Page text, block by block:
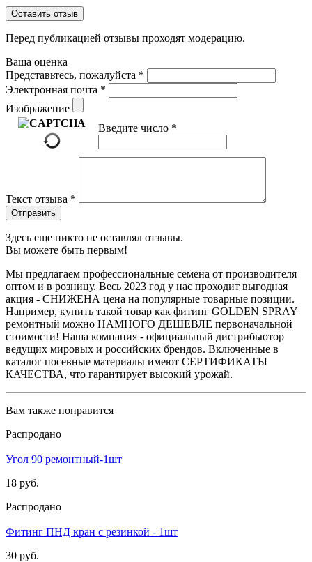
Оставить отзыв
Перед публикацией отзывы проходят модерацию.
Ваша оценка
Представьтесь, пожалуйста *
Электронная почта *
Изображение
Введите число *
Текст отзыва *
Отправить
Здесь еще никто не оставлял отзывы.
Вы можете быть первым!
Мы предлагаем профессиональные семена от производителя
оптом и в розницу. Весь 2023 год у нас проходит выгодная
акция - СНИЖЕНА цена на популярные товарные позиции.
Например, купить такой товар как фитинг GOLDEN SPRAY
ремонтный можно НАМНОГО ДЕШЕВЛЕ первоначальной
стоимости! Наша компания - официальный дистрибьютор
ведущих мировых и российских брендов. Включенные в
каталог посевные материалы имеют СЕРТИФИКАТЫ
КАЧЕСТВА, что гарантирует высокий урожай.
Вам также понравится
Распродано
Угол 90 ремонтный-1шт
18 руб.
Распродано
Фитинг ПНД кран с резинкой - 1шт
30 руб.